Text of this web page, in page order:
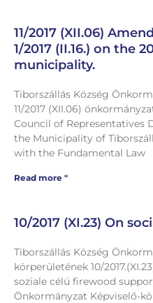
11/2017 (XII.06)
1/2017 (II.16.) on the
municipality.
Tiborszállás Község
11/2017 (XII.06)
Council of Representatives
the Municipality of
with the Fundamental Law
Read more "
10/2017 (XI.23) On
Tiborszállás Község
körperületének 10/
soziale célú firewood
Önkormányzat Képviselő-